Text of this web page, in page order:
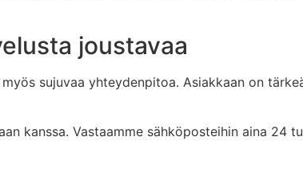
joustavaa
sujuvaa yhteydenpitoa. Asiakkaan on
kanssa. Vastaamme sähköposteihin aina 24